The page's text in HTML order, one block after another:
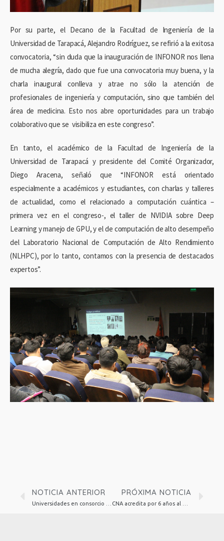
Por su parte, el Decano de la Facultad de Ingeniería de la
Universidad de Tarapacá, Alejandro Rodríguez, se refirió a la exitosa
convocatoria, “sin duda que la inauguración de INFONOR nos llena
de mucha alegría, dado que fue una convocatoria muy buena, y la
charla inaugural conlleva y atrae no sólo la atención de
profesionales de ingeniería y computación, sino que también del
área de medicina. Esto nos abre oportunidades para un trabajo
colaborativo que se visibiliza en este congreso”.
En tanto, el académico de la Facultad de Ingeniería de la
Universidad de Tarapacá y presidente del Comité Organizador,
Diego Aracena, señaló que “INFONOR está orientado
especialmente a académicos y estudiantes, con charlas y talleres
de actualidad, como el relacionado a computación cuántica –
primera vez en el congreso-, el taller de NVIDIA sobre Deep
Learning y manejo de GPU, y el de computación de alto desempeño
del Laboratorio Nacional de Computación de Alto Rendimiento
(NLHPC), por lo tanto, contamos con la presencia de destacados
expertos”.
NOTICIA ANTERIOR PRÓXIMA NOTICIA